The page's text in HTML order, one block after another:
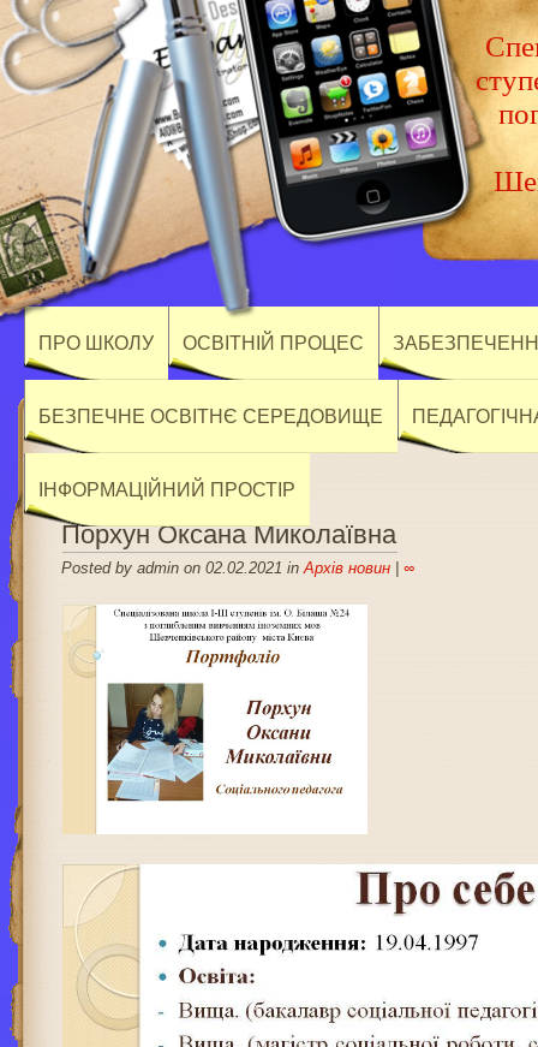
ПРО ШКОЛУ ОСВІТНІЙ ПРОЦЕС
БЕЗПЕЧНЕ ОСВІТНЄ СЕРЕДОВИЩЕ
ІНФОРМАЦІЙНИЙ ПРОСТІР
Порхун Оксана Миколаївна
Posted by admin on 02.02.2021 inАрхів новин |∞